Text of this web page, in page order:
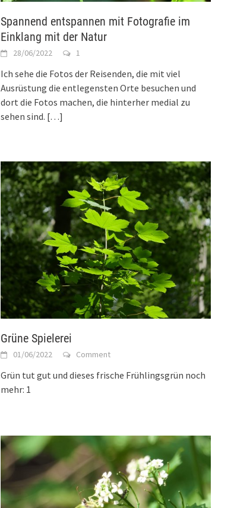
Spannend entspannen mit Fotografie im
Einklang mit der Natur
28/06/2022 1
Ich sehe die Fotos der Reisenden, die mit viel
Ausrüstung die entlegensten Orte besuchen und
dort die Fotos machen, die hinterher medial zu
sehen sind. […]
Grüne Spielerei
01/06/2022 Comment
Grün tut gut und dieses frische Frühlingsgrün noch
mehr: 1